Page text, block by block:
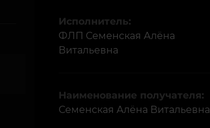
Исполнитель:
ФЛП Семенская Алёна
Витальевна
Наименование получателя:
Семенская Алёна Витальевна